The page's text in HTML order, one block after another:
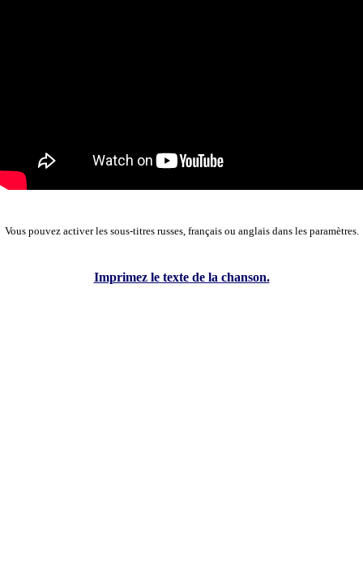
Vous pouvez activer les sous-titres russes, français ou anglais dans les paramètres.
Imprimez le texte de la chanson.